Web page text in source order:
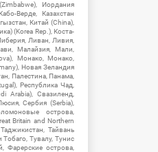
Иордания
Верде, Казахстан
Китай (China),
(Korea Rep.), Коста-
Ливан, Ливия,
Малайзия, Мали,
Монако, Монако,
Новая Зеландия
Палестина, Панама,
Республика Чад,
Arabia), Свазиленд,
Сербия (Serbia),
острова,
Britain and Northern
Тайвань
Тобаго, Тувалу, Тунис
Фарерские острова,